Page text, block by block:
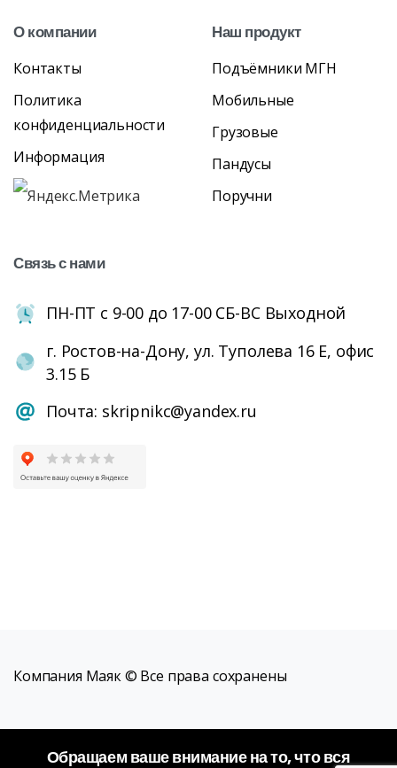
Окомпании
Контакты
Политика
конфиденциальности
Информация
Наш продукт
Подъёмники МГН
Мобильные
Грузовые
Пандусы
Поручни
Связьснами
ПН-ПТ с 9-00 до 17-00 СБ-ВС Выходной
г. Ростов-на-Дону, ул. Туполева 16 Е, офис
3.15 Б
Почта: skripnikc@yandex.ru
Компания Маяк © Все права сохранены
Обращаем ваше внимание на то, что вся